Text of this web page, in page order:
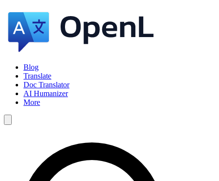
Blog
Translate
Doc Translator
AI Humanizer
More